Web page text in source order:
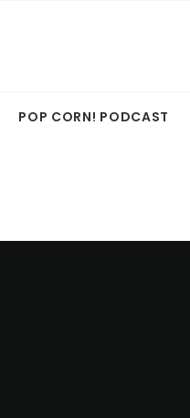
POP CORN! PODCAST